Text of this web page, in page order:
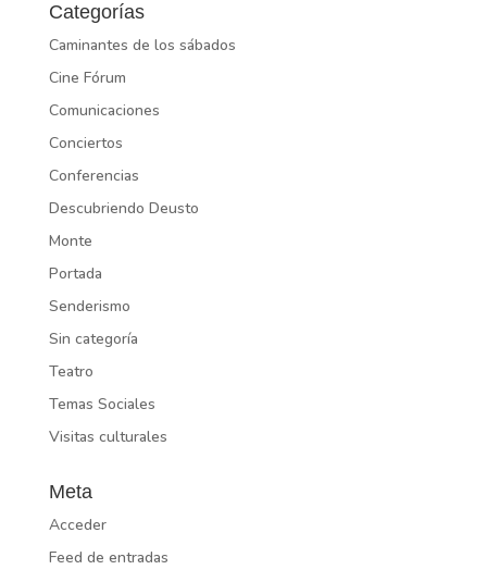
Categorías
Caminantes de los sábados
Cine Fórum
Comunicaciones
Conciertos
Conferencias
Descubriendo Deusto
Monte
Portada
Senderismo
Sin categoría
Teatro
Temas Sociales
Visitas culturales
Meta
Acceder
Feed de entradas